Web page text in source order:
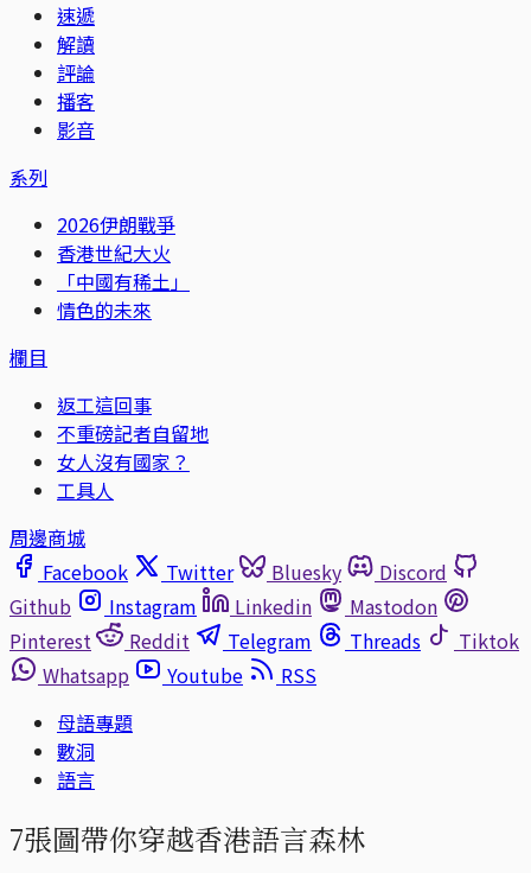
速遞
解讀
評論
播客
影音
系列
2026伊朗戰爭
香港世紀大火
「中國有稀土」
情色的未來
欄目
返工這回事
不重磅記者自留地
女人沒有國家？
工具人
周邊商城
Facebook
Twitter Bluesky
Discord
Github
Instagram Linkedin
Mastodon
Pinterest
Reddit Telegram Threads
Tiktok
Whatsapp
Youtube
RSS
母語專題
數洞
語言
7張圖帶你穿越香港語言森林